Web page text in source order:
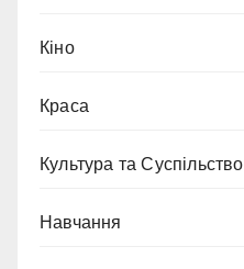
Кіно
Краса
Культура та Суспільство
Навчання